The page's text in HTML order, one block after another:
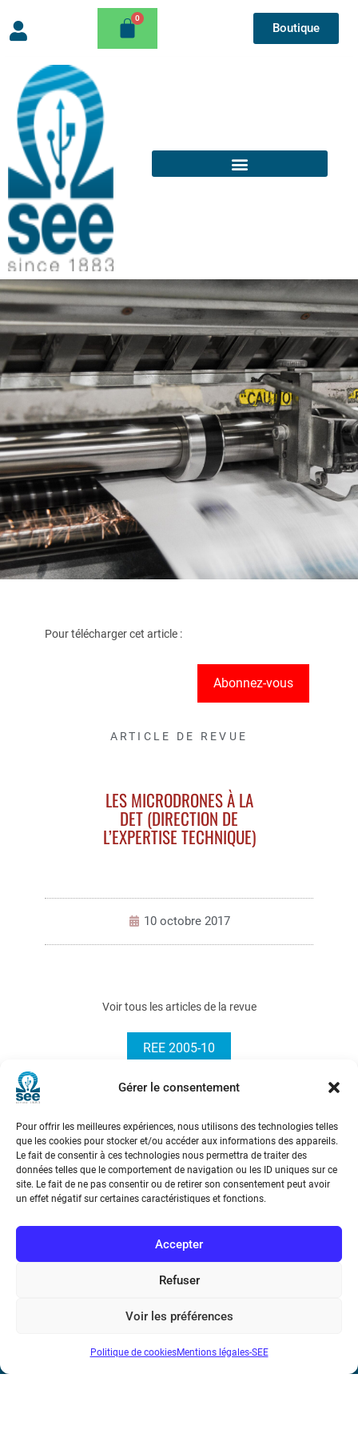
Gérer le consentement
Pour offrir les meilleures expériences, nous utilisons des technologies telles
que les cookies pour stocker et/ou accéder aux informations des appareils.
Le fait de consentir à ces technologies nous permettra de traiter des
données telles que le comportement de navigation ou les ID uniques sur ce
site. Le fait de ne pas consentir ou de retirer son consentement peut avoir
un effet négatif sur certaines caractéristiques et fonctions.
Accepter
Refuser
Voir les préférences
Politique de cookiesMentions légales-SEE
Boutique
Pour télécharger cet article :
Abonnez-vous
ARTICLE DE REVUE
LES MICRODRONES À LA
DET (DIRECTION DE
L’EXPERTISE TECHNIQUE)
10 octobre 2017
Voir tous les articles de la revue
REE 2005-10
Société de l’Electricité, de l’Electronique et des Technologies
17 rue de l’Amiral Hamelin75116 Paris
Métro : « Boissière » Ligne 6 et « Iéna » Ligne 9
Téléphone : (+33) 1 56 90 37 17
N° de SIREN : 785 393 232, Code APE : 9412Z TVA intra-